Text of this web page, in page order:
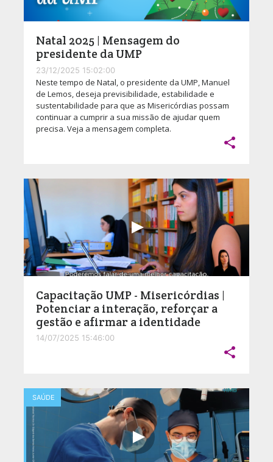
Natal 2025 | Mensagem do
presidente da UMP
23/12/2025 15:02:00
Neste tempo de Natal, o presidente da UMP, Manuel
de Lemos, deseja previsibilidade, estabilidade e
sustentabilidade para que as Misericórdias possam
continuar a cumprir a sua missão de ajudar quem
precisa. Veja a mensagem completa.

Capacitação UMP - Misericórdias |
Potenciar a interação, reforçar a
gestão e afirmar a identidade
14/07/2025 15:46:00

SAÚDE